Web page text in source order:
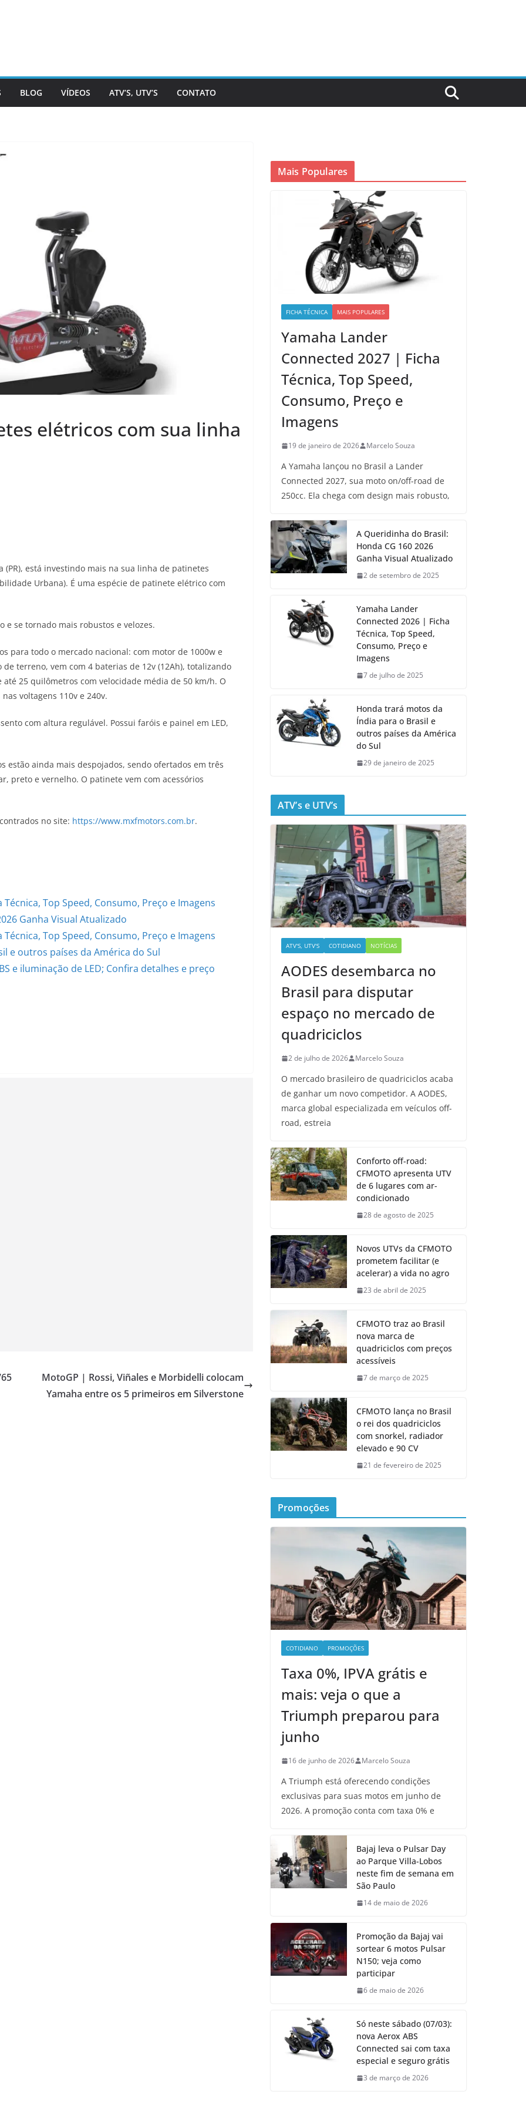
BLOG VÍDEOS ATV’S, UTV’S CONTATO
elétricos com sua linha
está investindo mais na sua linha de patinetes
Urbana). É uma espécie de patinete elétrico com
e se tornado mais robustos e velozes.
para todo o mercado nacional: com motor de 1000w e
terreno, vem com 4 baterias de 12v (12Ah), totalizando
25 quilômetros com velocidade média de 50 km/h. O
voltagens 110v e 240v.
com altura regulável. Possui faróis e painel em LED,
estão ainda mais despojados, sendo ofertados em três
preto e vernelho. O patinete vem com acessórios
no site: https://www.mxfmotors.com.br.
Top Speed, Consumo, Preço e Imagens
Ganha Visual Atualizado
Top Speed, Consumo, Preço e Imagens
e outros países da América do Sul
e iluminação de LED; Confira detalhes e preço
MotoGP | Rossi, Viñales e Morbidelli colocam
Yamaha entre os 5 primeiros em Silverstone
Mais Populares
FICHA TÉCNICA MAIS POPULARES
Yamaha Lander
Connected 2027 | Ficha
Técnica, Top Speed,
Consumo, Preço e
Imagens
19 de janeiro de 2026 Marcelo Souza
A Yamaha lançou no Brasil a Lander
Connected 2027, sua moto on/off-road de
250cc. Ela chega com design mais robusto,
A Queridinha do Brasil:
Honda CG 160 2026
Ganha Visual Atualizado
2 de setembro de 2025
Yamaha Lander
Connected 2026 | Ficha
Técnica, Top Speed,
Consumo, Preço e
Imagens
7 de julho de 2025
Honda trará motos da
Índia para o Brasil e
outros países da América
do Sul
29 de janeiro de 2025
ATV’s e UTV’s
ATV'S, UTV'S COTIDIANO NOTÍCIAS
AODES desembarca no
Brasil para disputar
espaço no mercado de
quadriciclos
2 de julho de 2026 Marcelo Souza
O mercado brasileiro de quadriciclos acaba
de ganhar um novo competidor. A AODES,
marca global especializada em veículos off-
road, estreia
Conforto off-road:
CFMOTO apresenta UTV
de 6 lugares com ar-
condicionado
28 de agosto de 2025
Novos UTVs da CFMOTO
prometem facilitar (e
acelerar) a vida no agro
23 de abril de 2025
CFMOTO traz ao Brasil
nova marca de
quadriciclos com preços
acessíveis
7 de março de 2025
CFMOTO lança no Brasil
o rei dos quadriciclos
com snorkel, radiador
elevado e 90 CV
21 de fevereiro de 2025
Promoções
COTIDIANO PROMOÇÕES
Taxa 0%, IPVA grátis e
mais: veja o que a
Triumph preparou para
junho
16 de junho de 2026 Marcelo Souza
A Triumph está oferecendo condições
exclusivas para suas motos em junho de
2026. A promoção conta com taxa 0% e
Bajaj leva o Pulsar Day
ao Parque Villa-Lobos
neste fim de semana em
São Paulo
14 de maio de 2026
Promoção da Bajaj vai
sortear 6 motos Pulsar
N150; veja como
participar
6 de maio de 2026
Só neste sábado (07/03):
nova Aerox ABS
Connected sai com taxa
especial e seguro grátis
3 de março de 2026